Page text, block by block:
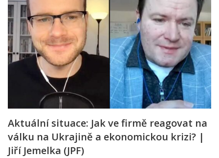
Aktuální situace: Jak ve firmě reagovat na
válku na Ukrajině a ekonomickou krizi? |
Jiří Jemelka (JPF)